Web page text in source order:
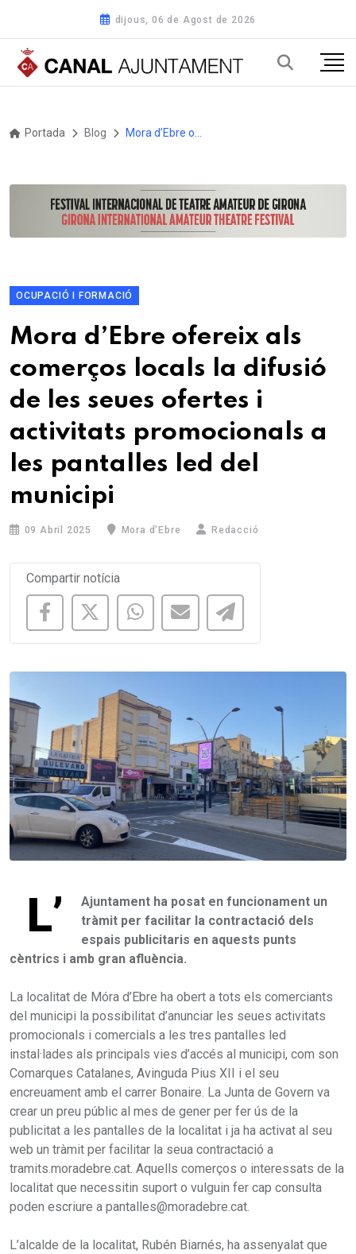
dijous, 06 de Agost de 2026
Portada Blog
OCUPACIÓ I FORMACIÓ
Mora d’Ebre ofereix als
comerços locals la difusió
de les seues ofertes i
activitats promocionals a
les pantalles led del
municipi
09 Abril 2025 Mora d'Ebre Redacció
Compartir notícia
L’
Ajuntament ha posat en funcionament un
tràmit per facilitar la contractació dels
espais publicitaris en aquests punts
cèntrics i amb gran afluència.
La localitat de Móra d’Ebre ha obert a tots els comerciants
del municipi la possibilitat d’anunciar les seues activitats
promocionals i comercials a les tres pantalles led
instal·lades als principals vies d’accés al municipi, com son
Comarques Catalanes, Avinguda Pius XII i el seu
encreuament amb el carrer Bonaire. La Junta de Govern va
crear un preu públic al mes de gener per fer ús de la
publicitat a les pantalles de la localitat i ja ha activat al seu
web un tràmit per facilitar la seua contractació a
tramits.moradebre.cat. Aquells comerços o interessats de la
localitat que necessitin suport o vulguin fer cap consulta
poden escriure a pantalles@moradebre.cat.
L’alcalde de la localitat, Rubén Biarnés, ha assenyalat que